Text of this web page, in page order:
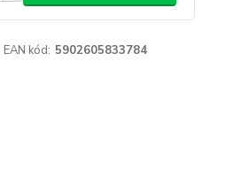
EAN kód: 5902605833784